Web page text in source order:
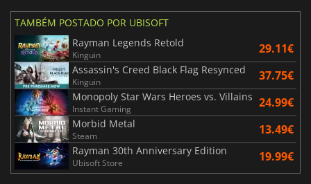
TAMBÉM POSTADO POR UBISOFT
Rayman Legends Retold
Kinguin 29.11€
Assassin's Creed Black Flag Resynced
Kinguin 37.75€
Monopoly Star Wars Heroes vs. Villains
Instant Gaming 24.99€
Morbid Metal
Steam 13.49€
Rayman 30th Anniversary Edition
Ubisoft Store 19.99€